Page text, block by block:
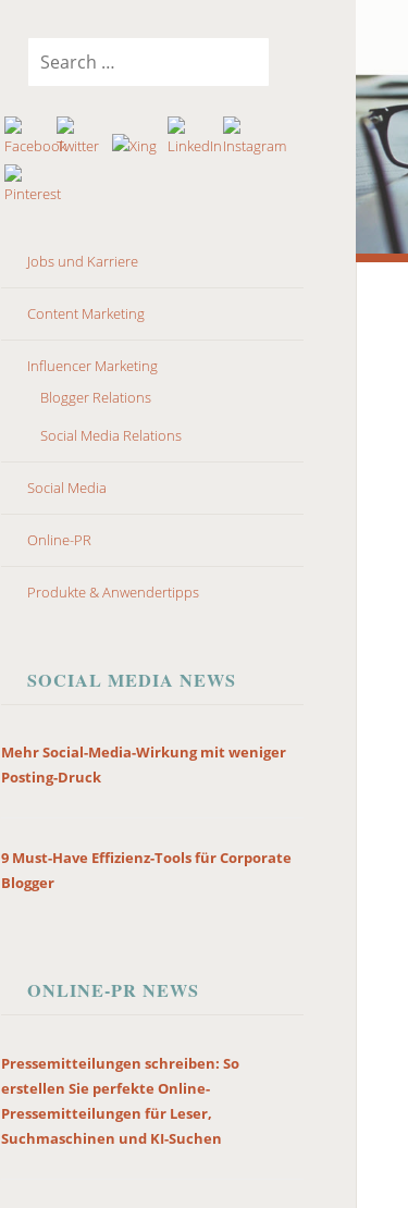
TO
Jobs und Karriere
Content Marketing
Influencer Marketing
Blogger Relations
Social Media Relations
Social Media
Online-PR
Produkte & Anwendertipps
SOCIAL MEDIA NEWS
Mehr Social-Media-Wirkung mit weniger
Posting-Druck
9 Must-Have Effizienz-Tools für Corporate
Blogger
ONLINE-PR NEWS
Pressemitteilungen schreiben: So
erstellen Sie perfekte Online-
Pressemitteilungen für Leser,
Suchmaschinen und KI-Suchen